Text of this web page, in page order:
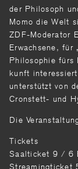
der Philosoph
Momo die Welt
ZDF-Moderator
Erwachsene, für
Philosophie
kunft
unterstützt von
Cronstett- und
Die
Tickets
Saalticket 9 / 6
Streamingticket